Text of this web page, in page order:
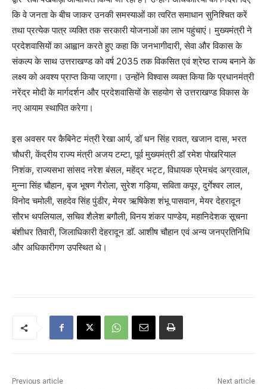
कि वे जनता के बीच जाकर उनकी समस्याओं का त्वरित समाधान सुनिश्चित करें
तथा प्रत्येक पात्र व्यक्ति तक सरकारी योजनाओं का लाभ पहुंचाएं। मुख्यमंत्री ने
प्रदेशवासियों का आह्वान करते हुए कहा कि जनभागीदारी, सेवा और विकास के
संकल्प के साथ उत्तराखण्ड को वर्ष 2035 तक विकसित एवं श्रेष्ठ राज्य बनाने के
लक्ष्य को अवश्य प्राप्त किया जाएगा। उन्होंने विश्वास व्यक्त किया कि प्रधानमंत्री
नरेंद्र मोदी के मार्गदर्शन और प्रदेशवासियों के सहयोग से उत्तराखण्ड विकास के
नए आयाम स्थापित करेगा।
इस अवसर पर कैबिनेट मंत्री रेखा आर्य, डॉ धन सिंह रावत, खजान दास, भरत
चौधरी, केंद्रीय राज्य मंत्री अजय टम्टा, पूर्व मुख्यमंत्री डॉ रमेश पोखरियाल
निशंक, राज्यसभा सांसद नरेश बंसल, महेंद्र भट्ट, विधायक प्रेमचंद अग्रवाल,
मुन्ना सिंह चौहान, बृज भूषण गैरोला, सुरेश गड़िया, सविता कपूर, दुर्गेश्वर लाल,
विनोद चमोली, सहदेव सिंह पुंडीर, मेयर ऋषिकेश शंभू पासवान, मेयर देहरादून
सौरभ थपलियाल, सचिव शैलेश बगौली, विनय शंकर पाण्डेय, महानिदेशक सूचना
बंशीधर तिवारी, जिलाधिकारी देहरादून डॉ. आशीष चौहान एवं अन्य जनप्रतिनिधि
और अधिकारीगण उपस्थित थे।
Previous article Next article